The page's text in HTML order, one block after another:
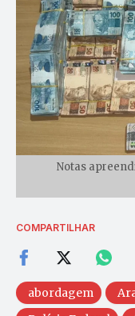
Notas
COMPARTILHAR
abordagem